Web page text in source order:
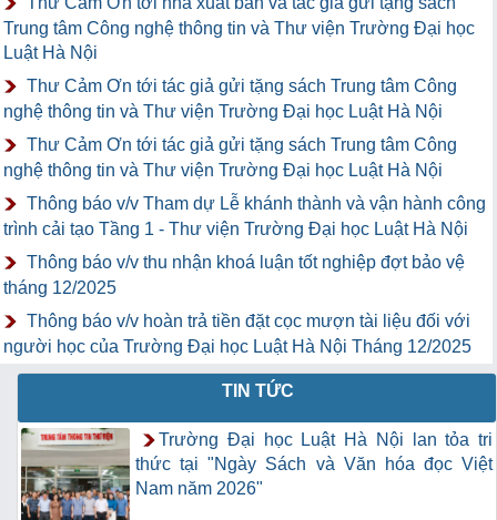
Trung tâm Công nghệ thông tin và Thư viện Trường Đại học
Luật Hà Nội
Thư Cảm Ơn tới tác giả gửi tặng sách Trung tâm Công
nghệ thông tin và Thư viện Trường Đại học Luật Hà Nội
Thư Cảm Ơn tới tác giả gửi tặng sách Trung tâm Công
nghệ thông tin và Thư viện Trường Đại học Luật Hà Nội
Thông báo v/v Tham dự Lễ khánh thành và vận hành công
trình cải tạo Tầng 1 - Thư viện Trường Đại học Luật Hà Nội
Thông báo v/v thu nhận khoá luận tốt nghiệp đợt bảo vệ
tháng 12/2025
Thông báo v/v hoàn trả tiền đặt cọc mượn tài liệu đối với
người học của Trường Đại học Luật Hà Nội Tháng 12/2025
TIN TỨC
Trường Đại học Luật Hà Nội lan tỏa tri
thức tại "Ngày Sách và Văn hóa đọc Việt
Nam năm 2026"